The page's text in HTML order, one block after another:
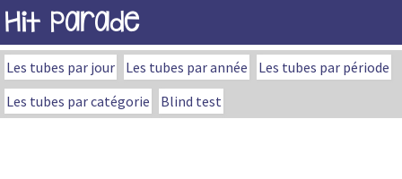
Hit Parade
Les tubes par jour Les tubes par année
Les tubes par période
Les tubes par catégorie
Blind test